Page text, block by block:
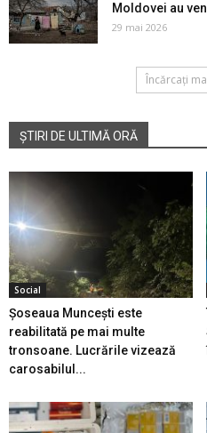
Moldovei au
29 mai 2026
Încărcați
ȘTIRI DE ULTIMĂ ORĂ
Social
Șoseaua Muncești este
reabilitată pe mai multe
tronsoane. Lucrările vizează
carosabilul...